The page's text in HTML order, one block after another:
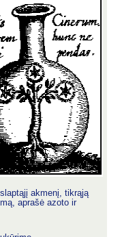
akmenį, tikrąją
aprašė azoto ir